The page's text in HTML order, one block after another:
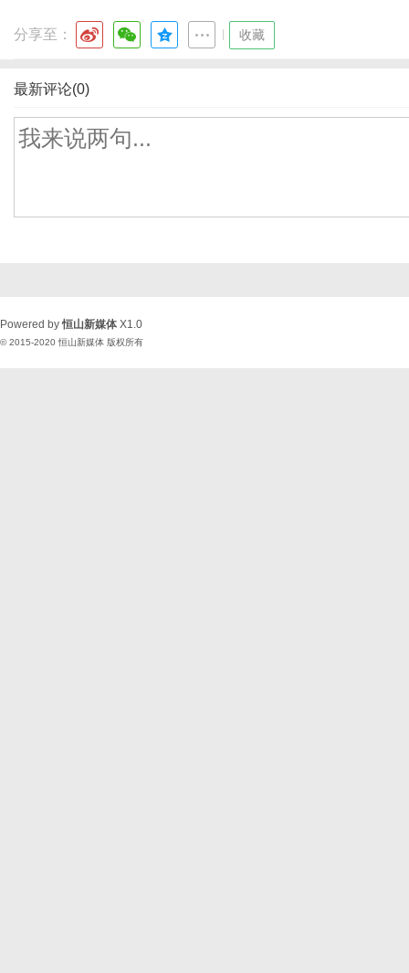
分享至： 收藏
最新评论(0)
Powered by恒山新媒体 X1.0
© 2015-2020 恒山新媒体 版权所有